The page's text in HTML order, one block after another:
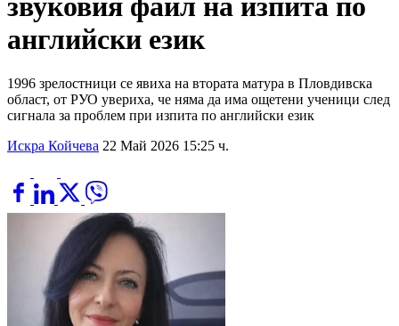
звуковия файл на изпита по
английски език
1996 зрелостници се явиха на втората матура в Пловдивска
област, от РУО увериха, че няма да има ощетени ученици след
сигнала за проблем при изпита по английски език
Искра Койчева 22 Май 2026 15:25 ч.